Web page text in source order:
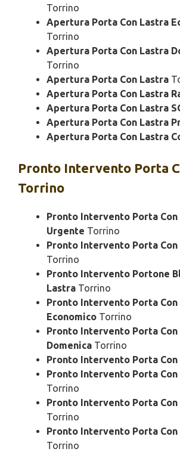
Torrino
Apertura Porta Con Lastra
Torrino
Apertura Porta Con Lastra
Torrino
Apertura Porta Con Lastra
Apertura Porta Con Lastra
Apertura Porta Con Lastra
Apertura Porta Con Lastra
Apertura Porta Con Lastra
Pronto Intervento Porta
Torrino
Pronto Intervento Porta Con
Urgente Torrino
Pronto Intervento Porta Con
Torrino
Pronto Intervento Portone
Lastra Torrino
Pronto Intervento Porta Con
Economico Torrino
Pronto Intervento Porta Con
Domenica Torrino
Pronto Intervento Porta Con
Pronto Intervento Porta Con
Torrino
Pronto Intervento Porta Con
Torrino
Pronto Intervento Porta
Torrino